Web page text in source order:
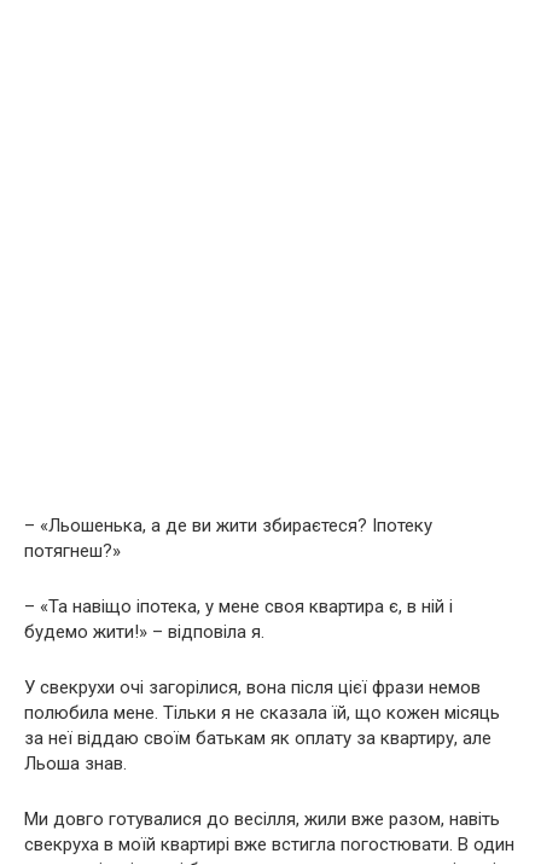
– «Льошенька, а де ви жити збираєтеся? Іпотеку
потягнеш?»
– «Та навіщо іпотека, у мене своя квартира є, в ній і
будемо жити!» – відповіла я.
У свекрухи очі загорілися, вона після цієї фрази немов
полюбила мене. Тільки я не сказала їй, що кожен місяць
за неї віддаю своїм батькам як оплату за квартиру, але
Льоша знав.
Ми довго готувалися до весілля, жили вже разом, навіть
свекруха в моїй квартирі вже встигла погостювати. В один